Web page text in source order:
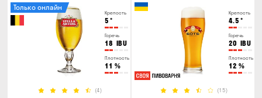
Крепость
5 °
Горечь
18 IBU
Плотность
11 %
(4)
Только онлайн
Крепость
4.5 °
Горечь
20 IBU
Плотность
12 %
(15)